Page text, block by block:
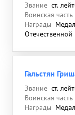
Звание ст.
Воинская часть
Награды
Гальстян
Звание ст.
Воинская часть
Награды